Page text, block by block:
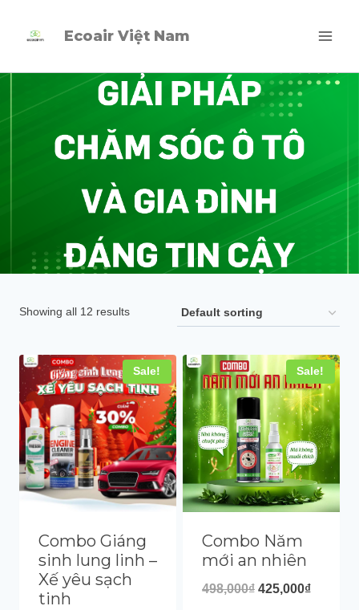
Ecoair Việt Nam
Showing all 12 results
Sale!
Combo Giáng
sinh lung linh –
Xế yêu sạch
tinh
Sale!
Combo Năm
mới an nhiên
498,000₫ 425,000₫